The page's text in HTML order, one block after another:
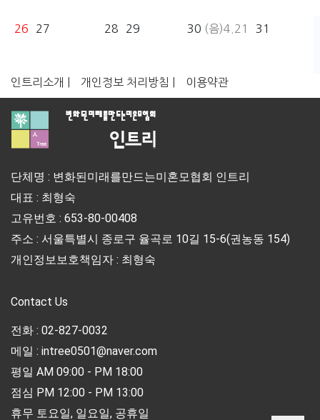
26 27 28 29 30 (음)4.21 31
인트리소개 | 개인정보 처리방침 | 이용약관
단체명 : 변화된미래를만드는미혼모협회 인트리
대표 : 최형숙
고유번호 : 653-80-00408
주소 : 서울특별시 종로구 율곡로 10길 15-6(권농동 154)
개인정보보호책임자 : 최형숙
Contact Us
전화 : 02-827-0032
메일 : intree0501@naver.com
평일 AM 09:00 - PM 18:00
점심 PM 12:00 - PM 13:00
휴무 토요일, 일요일, 공휴일